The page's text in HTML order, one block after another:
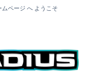
ページ へ ようこそ